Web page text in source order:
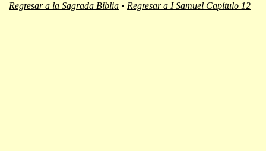
Regresar a la Sagrada Biblia • Regresar a I Samuel Capítulo 12